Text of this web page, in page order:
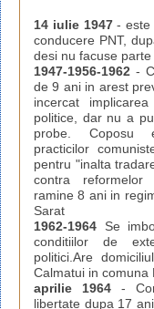
14 iulie 1947- este
conducere PNT,
desi nu facuse
1947-1956-1962 -
de 9 ani in arest
incercat
politice, dar nu a
probe. Coposu
practicilor
pentru "inalta
contra reformelor
ramine 8 ani in
Sarat
1962-1964 Se
conditiilor de
politici.Are
Calmatui in comuna
aprilie 1964-
libertate dupa 17